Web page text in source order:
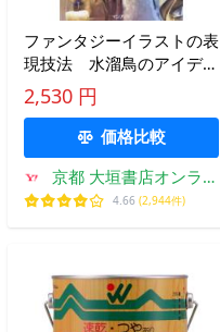
ファンタジーイラストの表
現技法 水溜鳥のアイデア
と描き方 / 水溜鳥
2,530 円
価格比較
京都 大垣書店オンライ
ン
4.66 (2,944件)